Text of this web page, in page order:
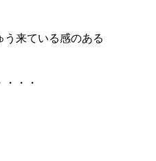
来ている感のある
・・